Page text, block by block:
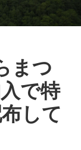
まつ
で特
して